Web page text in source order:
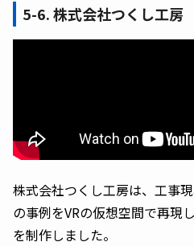
5-6. 株式会社つくし工房
株式会社つくし工房は、工事
の事例をVRの仮想空間で再現
を制作しました。